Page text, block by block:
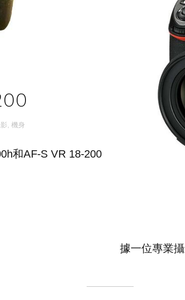
機身
和AF-S VR 18-200
據一位專業